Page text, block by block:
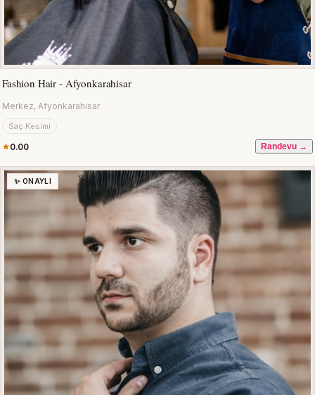
Fashion Hair - Afyonkarahisar
Merkez, Afyonkarahisar
Saç Kesimi
0.00 Randevu →
✨ ONAYLI